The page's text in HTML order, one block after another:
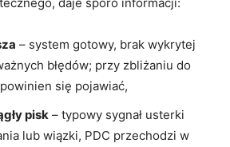
– system gotowy, brak wykrytej
błędów; przy zbliżaniu do
się pojawiać,
pisk – typowy sygnał usterki
lub wiązki, PDC przechodzi w